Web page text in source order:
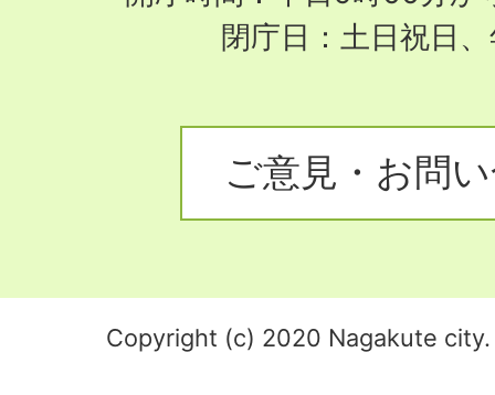
閉庁日：土日祝日
ご意見・お問
Copyright (c) 2020 Nagakute